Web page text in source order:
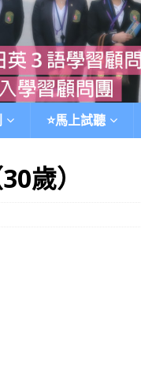
⭐️馬上試聽
歲）